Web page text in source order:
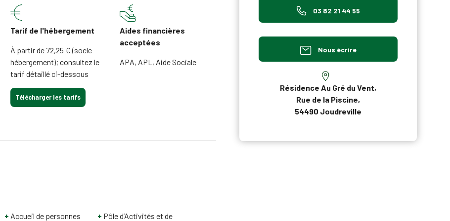
Tarif de l'hébergement
À partir de 72,25 € (socle
hébergement); consultez le
tarif détaillé ci-dessous
Télécharger les tarifs
Aides financières
acceptées
APA, APL, Aide Sociale
Accueil de personnes
Pôle d’Activités et de
03 82 21 44 55
Nous écrire
Résidence Au Gré du Vent,
Rue de la Piscine,
54490 Joudreville